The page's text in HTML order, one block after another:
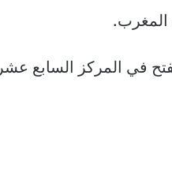
ترتيب الدوري برصيد 19 نقطة، فيما يحل الفتح في المركز السابع عشر